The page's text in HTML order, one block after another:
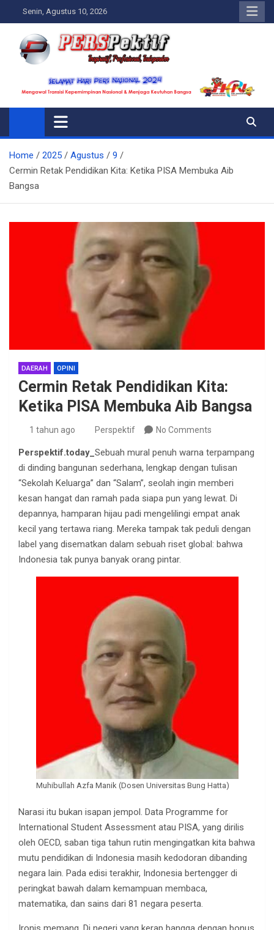
to
content
Senin, Agustus 10, 2026
Perspektif.today
Ispiratif Profesional Independen
Home 2025 Agustus
9
Cermin Retak Pendidikan Kita: Ketika PISA Membuka Aib
Bangsa
DAERAH OPINI
Cermin Retak Pendidikan Kita:
Ketika PISA Membuka Aib Bangsa
1 tahun ago Perspektif No Comments
Perspektif.today_ Sebuah mural penuh warna terpampang
di dinding bangunan sederhana, lengkap dengan tulisan
“Sekolah Keluarga” dan “Salam”, seolah ingin memberi
kesan hangat dan ramah pada siapa pun yang lewat. Di
depannya, hamparan hijau padi mengelilingi empat anak
kecil yang tertawa riang. Mereka tampak tak peduli dengan
label yang disematkan dalam sebuah riset global: bahwa
Indonesia tak punya banyak orang pintar.
Muhibullah Azfa Manik (Dosen Universitas Bung Hatta)
Narasi itu bukan isapan jempol. Data Programme for
International Student Assessment atau PISA, yang dirilis
oleh OECD, saban tiga tahun rutin mengingatkan kita bahwa
mutu pendidikan di Indonesia masih kedodoran dibanding
negara lain. Pada edisi terakhir, Indonesia bertengger di
peringkat bawah dalam kemampuan membaca,
matematika, dan sains dari 81 negara peserta.